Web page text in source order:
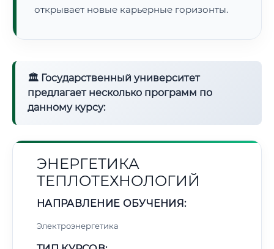
открывает новые карьерные горизонты.
🏛 Государственный университет
предлагает несколько программ по
данному курсу:
ЭНЕРГЕТИКА
ТЕПЛОТЕХНОЛОГИЙ
НАПРАВЛЕНИЕ ОБУЧЕНИЯ:
Электроэнергетика